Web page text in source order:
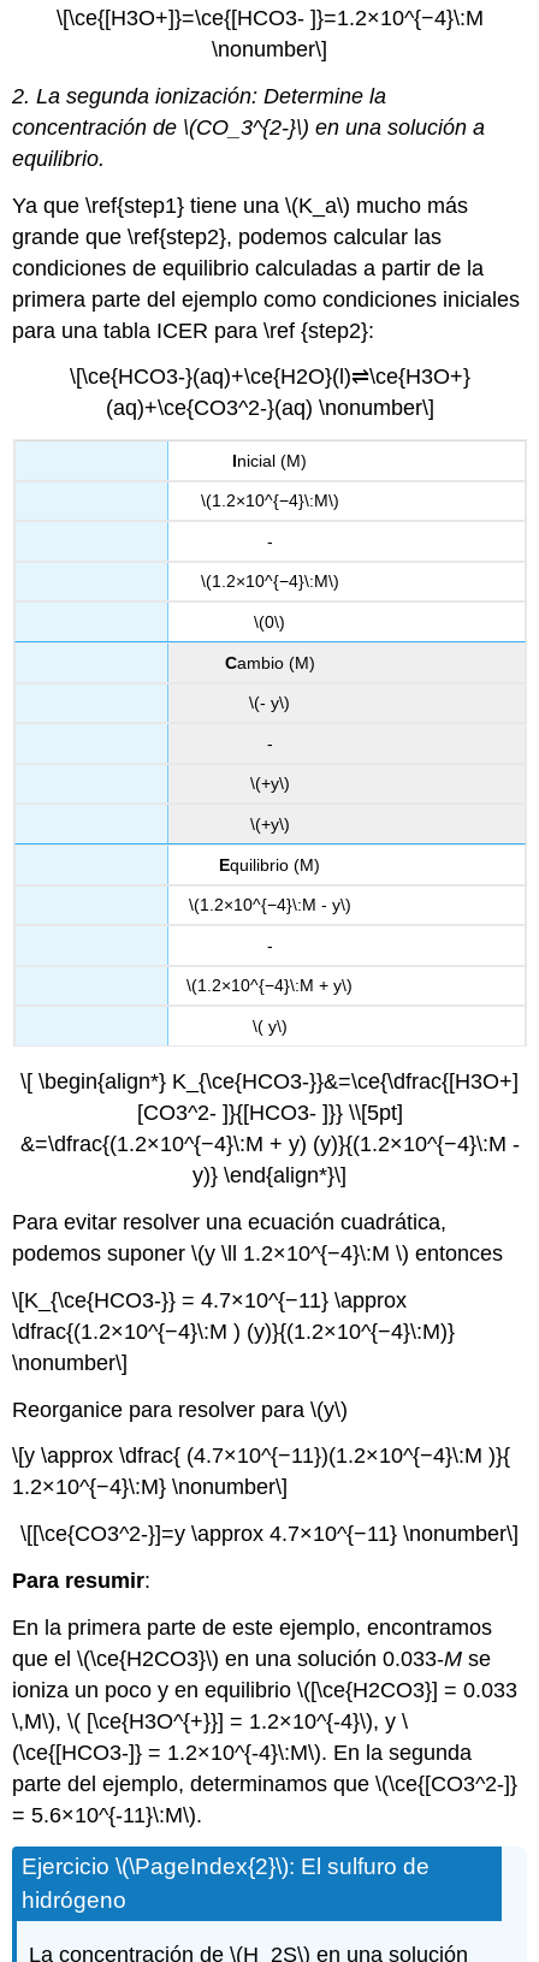
\[\ce{[H3O+]}=\ce{[HCO3- ]}=1.2×10^{−4}\:M
\nonumber\]
2. La segunda ionización: Determine la
concentración de \(CO_3^{2-}\) en una solución a
equilibrio.
Ya que \ref{step1} tiene una \(K_a\) mucho más
grande que \ref{step2}, podemos calcular las
condiciones de equilibrio calculadas a partir de la
primera parte del ejemplo como condiciones iniciales
para una tabla ICER para \ref {step2}:
\[\ce{HCO3-}(aq)+\ce{H2O}(l)⇌\ce{H3O+}
(aq)+\ce{CO3^2-}(aq) \nonumber\]
Inicial (M)
\(1.2×10^{−4}\:M\)
-
\(1.2×10^{−4}\:M\)
\(0\)
Cambio (M)
\(- y\)
-
\(+y\)
\(+y\)
Equilibrio (M)
\(1.2×10^{−4}\:M - y\)
-
\(1.2×10^{−4}\:M + y\)
\( y\)
\[ \begin{align*} K_{\ce{HCO3-}}&=\ce{\dfrac{[H3O+]
[CO3^2- ]}{[HCO3- ]}} \\[5pt]
&=\dfrac{(1.2×10^{−4}\:M + y) (y)}{(1.2×10^{−4}\:M -
y)} \end{align*}\]
Para evitar resolver una ecuación cuadrática,
podemos suponer \(y \ll 1.2×10^{−4}\:M \) entonces
\[K_{\ce{HCO3-}} = 4.7×10^{−11} \approx
\dfrac{(1.2×10^{−4}\:M ) (y)}{(1.2×10^{−4}\:M)}
\nonumber\]
Reorganice para resolver para \(y\)
\[y \approx \dfrac{ (4.7×10^{−11})(1.2×10^{−4}\:M )}{
1.2×10^{−4}\:M} \nonumber\]
\[[\ce{CO3^2-}]=y \approx 4.7×10^{−11} \nonumber\]
Para resumir:
En la primera parte de este ejemplo, encontramos
que el \(\ce{H2CO3}\) en una solución 0.033-M se
ioniza un poco y en equilibrio \([\ce{H2CO3}] = 0.033
\,M\), \( [\ce{H3O^{+}}] = 1.2×10^{-4}\), y \
(\ce{[HCO3-]} = 1.2×10^{-4}\:M\). En la segunda
parte del ejemplo, determinamos que \(\ce{[CO3^2-]}
= 5.6×10^{-11}\:M\).
Ejercicio \(\PageIndex{2}\): El sulfuro de
hidrógeno
La concentración de \(H_2S\) en una solución